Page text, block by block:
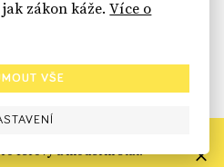
organizace však dál
férový a moderní stát.
zákon káže.Více o
VŠE